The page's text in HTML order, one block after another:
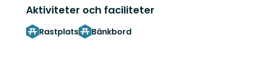
Aktiviteter och faciliteter
Rastplats Bänkbord